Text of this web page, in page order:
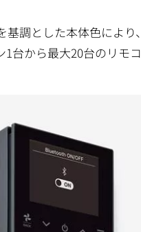
調とした本体色により
台から最大20台のリモ